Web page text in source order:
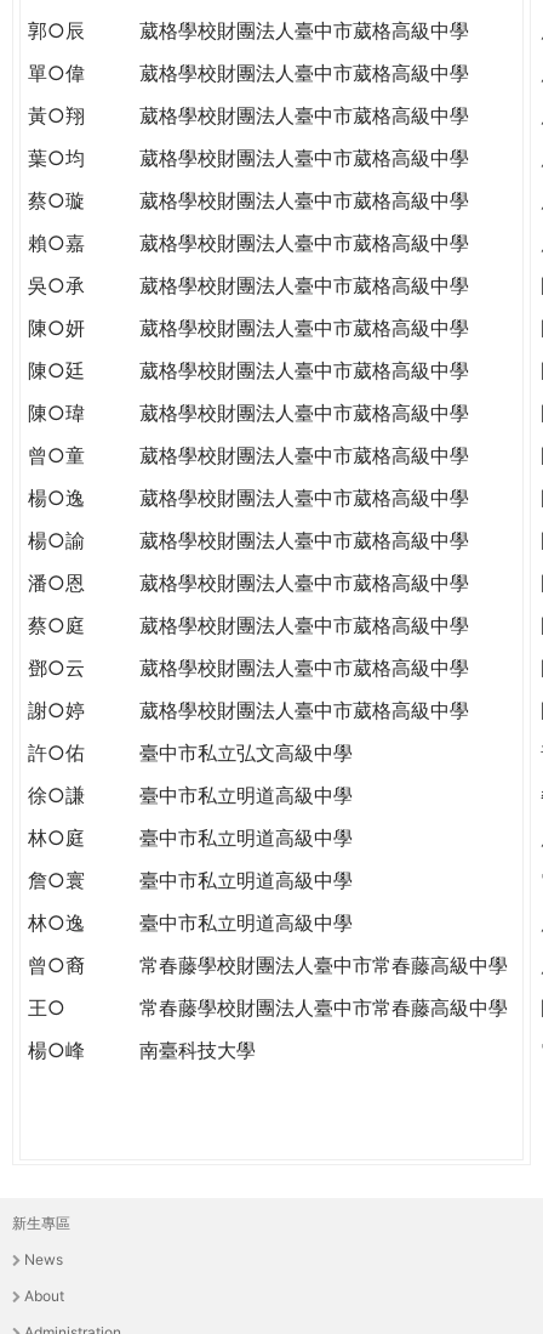
郭○辰 葳格學校財團法人臺中市葳格高級中學
單○偉
葳格學校財團法人臺中市葳格高級中學
黃○翔
葳格學校財團法人臺中市葳格高級中學
葉○均
葳格學校財團法人臺中市葳格高級中學
蔡○璇
葳格學校財團法人臺中市葳格高級中學
賴○嘉
葳格學校財團法人臺中市葳格高級中學
吳○承
葳格學校財團法人臺中市葳格高級中學
陳○妍
葳格學校財團法人臺中市葳格高級中學
陳○廷
葳格學校財團法人臺中市葳格高級中學
陳○瑋
葳格學校財團法人臺中市葳格高級中學
曾○童
葳格學校財團法人臺中市葳格高級中學
楊○逸
葳格學校財團法人臺中市葳格高級中學
楊○諭
葳格學校財團法人臺中市葳格高級中學
潘○恩
葳格學校財團法人臺中市葳格高級中學
蔡○庭
葳格學校財團法人臺中市葳格高級中學
鄧○云
葳格學校財團法人臺中市葳格高級中學
謝○婷
葳格學校財團法人臺中市葳格高級中學
許○佑
臺中市私立弘文高級中學
徐○謙
臺中市私立明道高級中學
林○庭
臺中市私立明道高級中學
詹○寰
臺中市私立明道高級中學
林○逸
臺中市私立明道高級中學
曾○裔
常春藤學校財團法人臺中市常春藤高級中學
王○
常春藤學校財團法人臺中市常春藤高級中學
楊○峰
南臺科技大學
主
選
新生專區
News
About